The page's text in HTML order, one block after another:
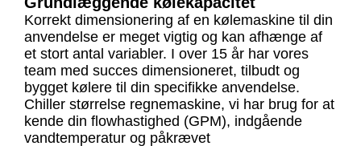
Korrekt dimensionering af en kølemaskine til din
anvendelse er meget vigtig og kan afhænge af
et stort antal variabler. I over 15 år har vores
team med succes dimensioneret, tilbudt og
bygget kølere til din specifikke anvendelse.
Chiller størrelse regnemaskine, vi har brug for at
kende din flowhastighed (GPM), indgående
vandtemperatur og påkrævet